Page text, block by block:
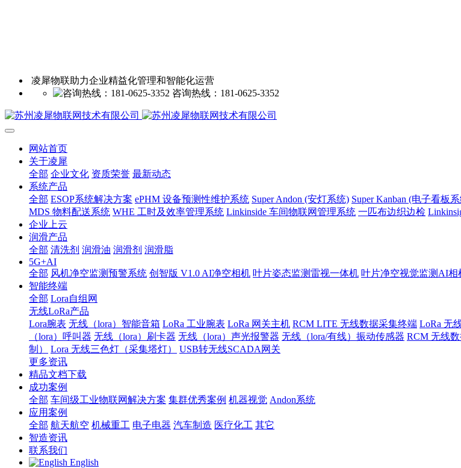
凌犀物联助力企业精益化管理和智能化运营
咨询热线：181-0625-3352
网站首页
关于凌犀
全部 企业文化 资质荣誉 最新动态
系统产品
全部 ESOP系统解决方案 ePHM 设备预测性维护系统 Super Andon (安灯系统) Super Kanban (电子看板
MDS 物料配送系统 WHE 工时及效率管理系统 Linkinside 车间物联网管理系统 一匹布边织边检
企业上云
润滑产品
全部 清洗剂 润滑油 润滑剂 润滑脂
5G+AI
全部 风机净空监测预警系统 创智版 V1.0 AI净空相机 叶片姿态监测雷视一体机 叶片净空视觉监测AI相
智能终端
全部 Lora自组网
无线LoRa产品
Lora腕表 无线（lora）智能音箱 LoRa 工业腕表 LoRa 网关主机 RCM LITE 无线数据采集终端 LoRa 无
（lora）呼叫器 无线（lora）刷卡器 无线（lora）声光报警器 无线（lora/有线）振动传感器 RCM 无线
制）
Lora 无线三色灯（采集塔灯）
USB转无线SCADA网关
更多资讯
精品文档下载
成功案例
全部 车间级工业物联网解决方案 集群优秀案例 机器视觉 Andon系统
应用案例
全部 航天航空 机械重工 电子电器 汽车制造 医疗化工 其它
智造资讯
联系我们
English